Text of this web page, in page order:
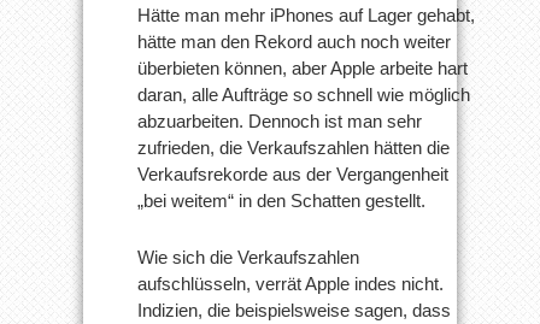
Hätte man mehr iPhones auf Lager gehabt,
hätte man den Rekord auch noch weiter
überbieten können, aber Apple arbeite hart
daran, alle Aufträge so schnell wie möglich
abzuarbeiten. Dennoch ist man sehr
zufrieden, die Verkaufszahlen hätten die
Verkaufsrekorde aus der Vergangenheit
„bei weitem“ in den Schatten gestellt.
Wie sich die Verkaufszahlen
aufschlüsseln, verrät Apple indes nicht.
Indizien, die beispielsweise sagen, dass